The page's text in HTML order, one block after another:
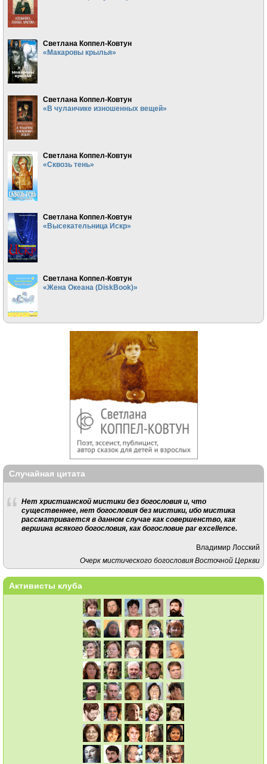
Светлана Коппел-Ковтун
«Макаровы крылья»
Светлана Коппел-Ковтун
«В чуланчике изношенных вещей»
Светлана Коппел-Ковтун
«Сквозь тень»
Светлана Коппел-Ковтун
«Высекательница Искр»
Светлана Коппел-Ковтун
«Жена Океана (DiskBook)»
Случайная цитата
Нет христианской мистики без богословия и, что
существеннее, нет богословия без мистики, ибо мистика
рассматривается в данном случае как совершенство, как
вершина всякого богословия, как богословие par excellence.
Владимир Лосский
Очерк мистического богословия Восточной Церкви
Активисты клуба